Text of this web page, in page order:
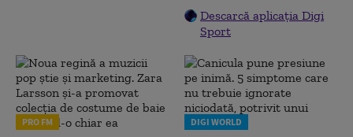
Descarcă aplicația Digi
Sport
PRO FM DIGI WORLD